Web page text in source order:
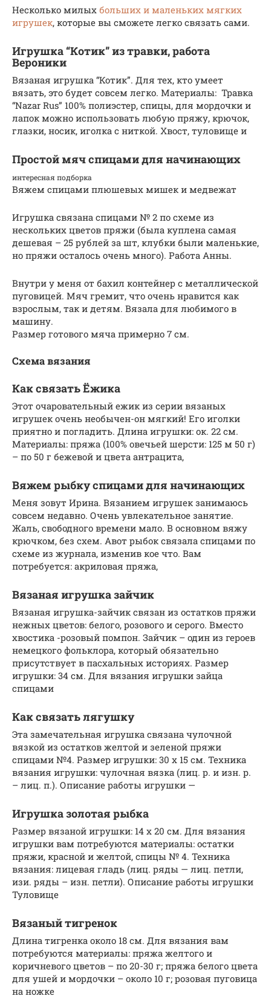
Несколько милых больших и маленьких мягких
игрушек, которые вы сможете легко связать сами.
Игрушка “Котик” из травки, работа
Вероники
Вязаная игрушка “Котик”. Для тех, кто умеет
вязать, это будет совсем легко. Материалы: Травка
“Nazar Rus” 100% полиэстер, спицы, для мордочки и
лапок можно использовать любую пряжу, крючок,
глазки, носик, иголка с ниткой. Хвост, туловище и
Простой мяч спицами для начинающих
интересная подборка
Вяжем спицами плюшевых мишек и медвежат
Игрушка связана спицами № 2 по схеме из
нескольких цветов пряжи (была куплена самая
дешевая – 25 рублей за шт, клубки были маленькие,
но пряжи осталось очень много). Работа Анны.
Внутри у меня от бахил контейнер c металлической
пуговицей. Мяч гремит, что очень нравится как
взрослым, так и детям. Вязала для любимого в
машину.
Размер готового мяча примерно 7 см.
Схема вязания
Как связать Ёжика
Этот очаровательный ежик из серии вязаных
игрушек очень необычен-он мягкий! Его иголки
приятно и погладить. Длина игрушки: ок. 22 см.
Материалы: пряжа (100% овечьей шерсти: 125 м 50 г)
– по 50 г бежевой и цвета антрацита,
Вяжем рыбку спицами для начинающих
Меня зовут Ирина. Вязанием игрушек занимаюсь
совсем недавно. Очень увлекательное занятие.
Жаль, свободного времени мало. В основном вяжу
крючком, без схем. Авот рыбок связала спицами по
схеме из журнала, изменив кое что. Вам
потребуется: акриловая пряжа,
Вязаная игрушка зайчик
Вязаная игрушка-зайчик связан из остатков пряжи
нежных цветов: белого, розового и се­рого. Вместо
хвостика -розовый помпон. Зайчик – один из героев
немецкого фольклора, который обязательно
присутствует в пасхальных историях. Размер
игрушки: 34 см. Для вязания игрушки зайца
спицами
Как связать лягушку
Эта замечательная игрушка связана чулочной
вязкой из остатков желтой и зеленой пряжи
спицами №4. Размер игрушки: 30 х 15 см. Техника
вязания игрушки: чулочная вязка (лиц. р. и изн. р.
– лиц. п.). Описание работы игрушки —
Игрушка золотая рыбка
Размер вязаной игрушки: 14 х 20 см. Для вязания
игрушки вам потребуются материалы: остатки
пряжи, красной и желтой, спицы № 4. Техника
вязания: лицевая гладь (лиц. ряды — лиц. петли,
изи. ряды – изн. петли). Описание работы игрушки
Туловище
Вязаный тигренок
Длина тигренка около 18 см. Для вязания вам
потребуются материалы: пряжа желтого и
коричневого цветов – по 20-30 г; пряжа белого цвета
для ушей и мордочки – около 10 г; розовая пуговица
на ножке